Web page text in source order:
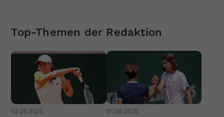
Top-Themen der Redaktion
02.06.2025 01.06.2025